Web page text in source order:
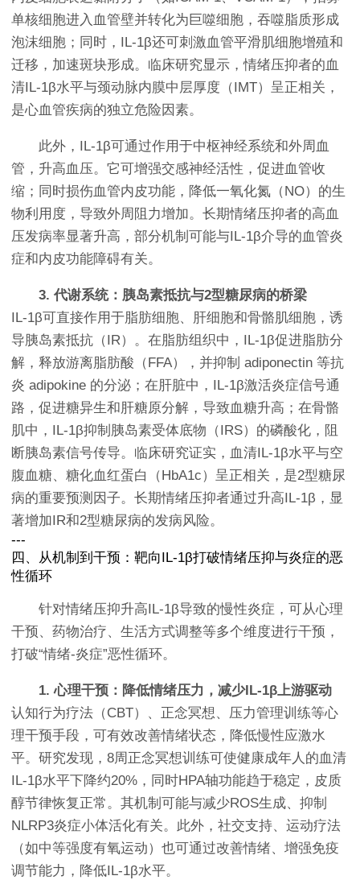
单核细胞进入血管壁并转化为巨噬细胞，吞噬脂质形成
泡沫细胞；同时，IL-1β还可刺激血管平滑肌细胞增殖和
迁移，加速斑块形成。临床研究显示，情绪压抑者的血
清IL-1β水平与颈动脉内膜中层厚度（IMT）呈正相关，
是心血管疾病的独立危险因素。
此外，IL-1β可通过作用于中枢神经系统和外周血
管，升高血压。它可增强交感神经活性，促进血管收
缩；同时损伤血管内皮功能，降低一氧化氮（NO）的生
物利用度，导致外周阻力增加。长期情绪压抑者的高血
压发病率显著升高，部分机制可能与IL-1β介导的血管炎
症和内皮功能障碍有关。
3. 代谢系统：胰岛素抵抗与2型糖尿病的桥梁
IL-1β可直接作用于脂肪细胞、肝细胞和骨骼肌细胞，诱
导胰岛素抵抗（IR）。在脂肪组织中，IL-1β促进脂肪分
解，释放游离脂肪酸（FFA），并抑制 adiponectin 等抗
炎 adipokine 的分泌；在肝脏中，IL-1β激活炎症信号通
路，促进糖异生和肝糖原分解，导致血糖升高；在骨骼
肌中，IL-1β抑制胰岛素受体底物（IRS）的磷酸化，阻
断胰岛素信号传导。临床研究证实，血清IL-1β水平与空
腹血糖、糖化血红蛋白（HbA1c）呈正相关，是2型糖尿
病的重要预测因子。长期情绪压抑者通过升高IL-1β，显
著增加IR和2型糖尿病的发病风险。
---
四、从机制到干预：靶向IL-1β打破情绪压抑与炎症的恶
性循环
针对情绪压抑升高IL-1β导致的慢性炎症，可从心理
干预、药物治疗、生活方式调整等多个维度进行干预，
打破“情绪-炎症”恶性循环。
1. 心理干预：降低情绪压力，减少IL-1β上游驱动
认知行为疗法（CBT）、正念冥想、压力管理训练等心
理干预手段，可有效改善情绪状态，降低慢性应激水
平。研究发现，8周正念冥想训练可使健康成年人的血清
IL-1β水平下降约20%，同时HPA轴功能趋于稳定，皮质
醇节律恢复正常。其机制可能与减少ROS生成、抑制
NLRP3炎症小体活化有关。此外，社交支持、运动疗法
（如中等强度有氧运动）也可通过改善情绪、增强免疫
调节能力，降低IL-1β水平。